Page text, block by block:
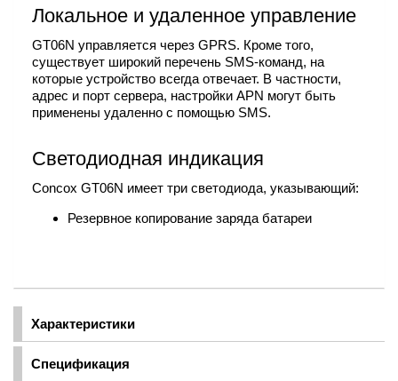
Характеристики
Спецификация
Локальное и удаленное управление
GT06N управляется через GPRS. Кроме того,
существует широкий перечень SMS-команд, на
которые устройство всегда отвечает. В частности,
адрес и порт сервера, настройки APN могут быть
применены удаленно с помощью SMS.
Светодиодная индикация
Concox GT06N имеет три светодиода, указывающий:
Резервное копирование заряда батареи